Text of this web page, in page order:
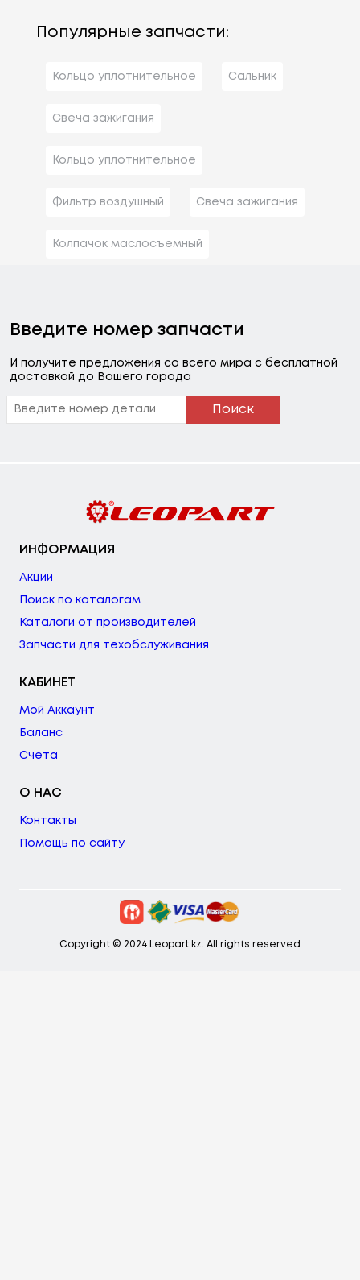
Популярные запчасти:
Кольцо уплотнительное Сальник
Свеча зажигания
Кольцо уплотнительное
Фильтр воздушный Свеча зажигания
Колпачок маслосъемный
Введите номер запчасти
И получите предложения со всего мира с бесплатной
доставкой до Вашего города
Поиск
ИНФОРМАЦИЯ
Акции
Поиск по каталогам
Каталоги от производителей
Запчасти для техобслуживания
КАБИНЕТ
Мой Аккаунт
Баланс
Счета
О НАС
Контакты
Помощь по сайту
Copyright © 2024 Leopart.kz. All rights reserved